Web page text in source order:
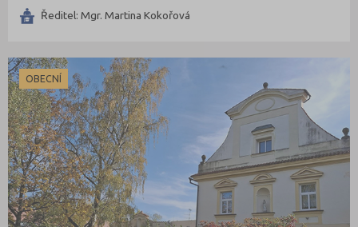
Ředitel: Mgr. Martina Kokořová
OBECNÍ